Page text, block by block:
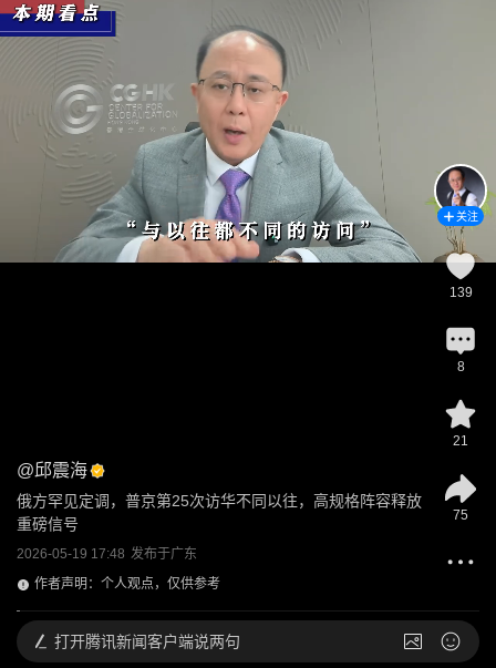
@ 邱震海
俄方罕见定调，普京第25次访华不同以往，高规格阵容释放
重磅信号
2026-05-19 17:48 发布于广东
作者声明：个人观点，仅供参考
关注
139
8
21
75
打开腾讯新闻客户端说两句